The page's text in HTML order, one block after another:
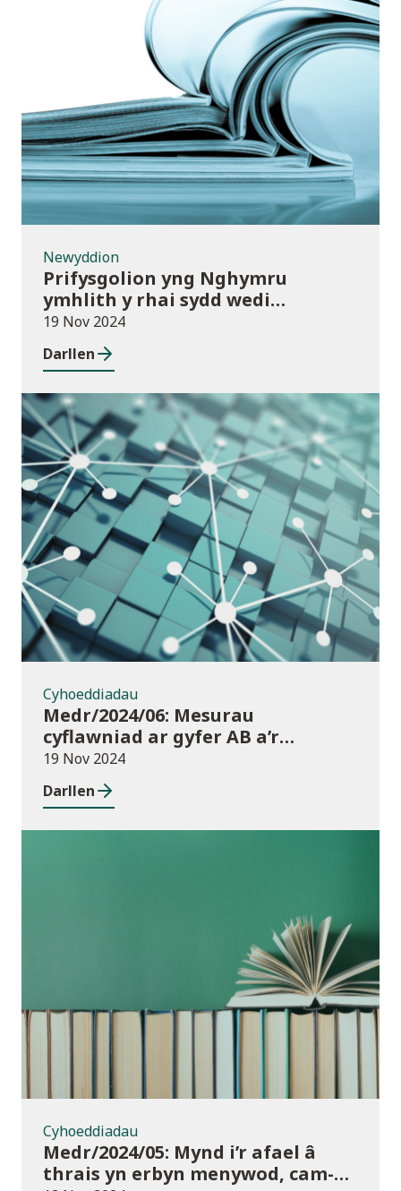
Newyddion
Newyddion
Prifysgolion yng Nghymru
ymhlith y rhai sydd wedi
mabwysiadu’r polisïau arfer
gorau ar gwmnïau deillio
19 Nov 2024
Darllen
Cyhoeddiadau
Cyhoeddiadau
Medr/2024/06: Mesurau
cyflawniad ar gyfer AB a’r
chweched dosbarth:
Ymgynghoriad ar drosglwyddo
rhwng cyrsiau ar gyfer 2023/24
19 Nov 2024
Darllen
Cyhoeddiadau
Cyhoeddiadau
Medr/2024/05: Mynd i’r afael â
thrais yn erbyn menywod, cam-